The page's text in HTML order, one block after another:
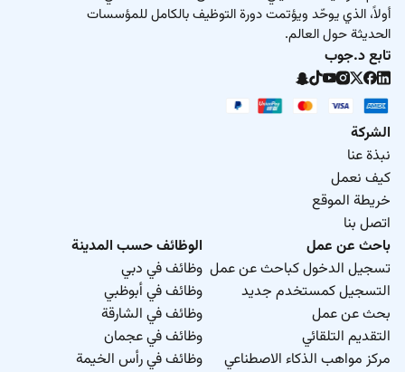
أولاً، الذي يوحّد ويؤتمت دورة التوظيف بالكامل للمؤسسات
الحديثة حول العالم.
تابع د.جوب
الشركة
نبذة عنا
كيف نعمل
خريطة الموقع
اتصل بنا
باحث عن عمل
تسجيل الدخول كباحث عن عمل
التسجيل كمستخدم جديد
بحث عن عمل
التقديم التلقائي
مركز مواهب الذكاء الاصطناعي
الوظائف حسب المدينة
وظائف في دبي
وظائف في أبوظبي
وظائف في الشارقة
وظائف في عجمان
وظائف في رأس الخيمة